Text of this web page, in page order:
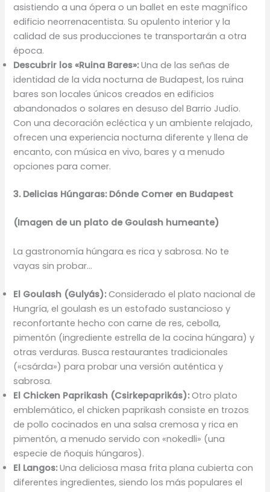
asistiendo a una ópera o un ballet en este magnífico
edificio neorrenacentista. Su opulento interior y la
calidad de sus producciones te transportarán a otra
época.
Descubrir los «Ruina Bares»:Una de las señas de
identidad de la vida nocturna de Budapest, los ruina
bares son locales únicos creados en edificios
abandonados o solares en desuso del Barrio Judío.
Con una decoración ecléctica y un ambiente relajado,
ofrecen una experiencia nocturna diferente y llena de
encanto, con música en vivo, bares y a menudo
opciones para comer.
3. Delicias Húngaras: Dónde Comer en Budapest
(Imagen de un plato de Goulash humeante)
La gastronomía húngara es rica y sabrosa. No te
vayas sin probar…
El Goulash (Gulyás):Considerado el plato nacional de
Hungría, el goulash es un estofado sustancioso y
reconfortante hecho con carne de res, cebolla,
pimentón (ingrediente estrella de la cocina húngara) y
otras verduras. Busca restaurantes tradicionales
(«csárda») para probar una versión auténtica y
sabrosa.
El Chicken Paprikash (Csirkepaprikás):Otro plato
emblemático, el chicken paprikash consiste en trozos
de pollo cocinados en una salsa cremosa y rica en
pimentón, a menudo servido con «nokedli» (una
especie de ñoquis húngaros).
El Langos:Una deliciosa masa frita plana cubierta con
diferentes ingredientes, siendo los más populares el